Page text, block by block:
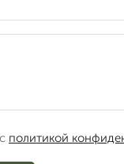
политикой